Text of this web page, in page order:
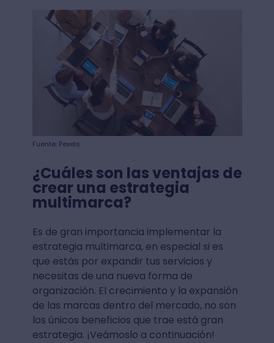
Fuente: Pexels
¿Cuáles son las ventajas de
crear una estrategia
multimarca?
Es de gran importancia implementar la
estrategia multimarca, en especial si es
que estás por expandir tus servicios y
necesitas de una nueva forma de
organización. El crecimiento y la expansión
de las marcas dentro del mercado, no son
los únicos beneficios que trae está gran
estrategia. ¡Veámoslo a continuación!